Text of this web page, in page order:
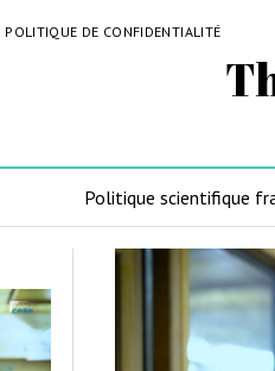
POLITIQUE DE CONFIDENTIALITÉ
Politique scientifique